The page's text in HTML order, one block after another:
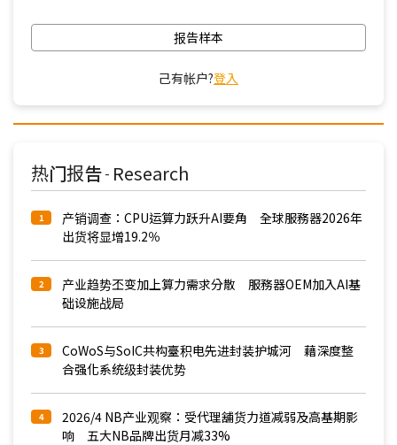
报告样本
己有帐户?登入
热门报告 - Research
1
产销调查：CPU运算力跃升AI要角 全球服務器2026年
出货将显增19.2％
2
产业趋势丕变加上算力需求分散 服務器OEM加入AI基
础设施战局
3
CoWoS与SoIC共构臺积电先进封装护城河 藉深度整
合强化系统级封装优势
4
2026/4 NB产业观察：受代理舖货力道减弱及高基期影
响 五大NB品牌出货月减33%